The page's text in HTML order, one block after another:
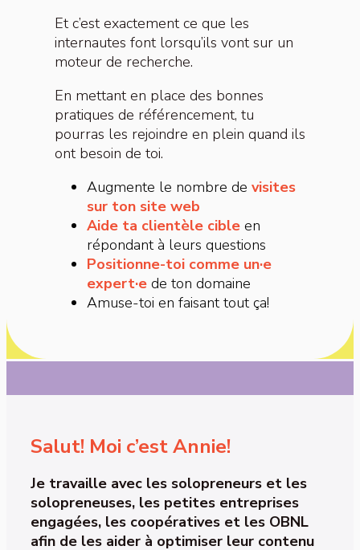
Et c’est exactement ce que les
internautes font lorsqu’ils vont sur un
moteur de recherche.
En mettant en place des bonnes
pratiques de référencement, tu
pourras les rejoindre en plein quand ils
ont besoin de toi.
Augmente le nombre de visites
sur ton site web
Aide ta clientèle cible en
répondant à leurs questions
Positionne-toi comme un·e
expert·e de ton domaine
Amuse-toi en faisant tout ça!
Salut! Moi c’est Annie!
Je travaille avec les solopreneurs et les
solopreneuses, les petites entreprises
engagées, les coopératives et les OBNL
afin de les aider à optimiser leur contenu